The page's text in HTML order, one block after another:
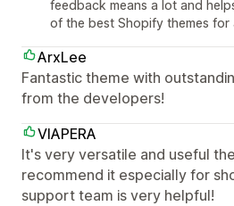
feedback means a lot and
of the best Shopify themes for
ArxLee
Fantastic theme with
from the developers!
VIAPERA
It's very versatile and useful
recommend it especially for
support team is very helpful!